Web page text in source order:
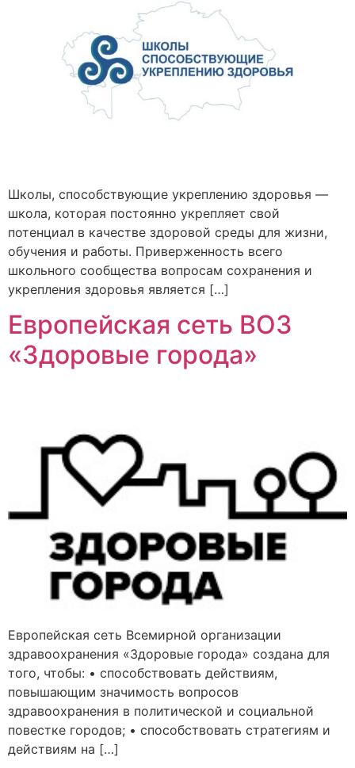
Школы, способствующие укреплению здоровья —
школа, которая постоянно укрепляет свой
потенциал в качестве здоровой среды для жизни,
обучения и работы. Приверженность всего
школьного сообщества вопросам сохранения и
укрепления здоровья является […]
Европейская сеть ВОЗ
«Здоровые города»
Европейская сеть Всемирной организации
здравоохранения «Здоровые города» создана для
того, чтобы: • способствовать действиям,
повышающим значимость вопросов
здравоохранения в политической и социальной
повестке городов; • способствовать стратегиям и
действиям на […]